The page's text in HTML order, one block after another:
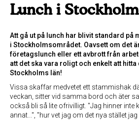
Lunch i
Att gå ut på lunch har blivit standard på
i Stockholmsområdet. Oavsett om det
företagslunch eller ett avbrott från
att det ska vara roligt och enkelt att hitta
Stockholms län!
Vissa skaffar medvetet ett stammishak
veckan, sitter vid samma bord och äter
också bli så lite ofrivilligt. "Jag hinner inte
annat...", "hur vet jag om det nya stället